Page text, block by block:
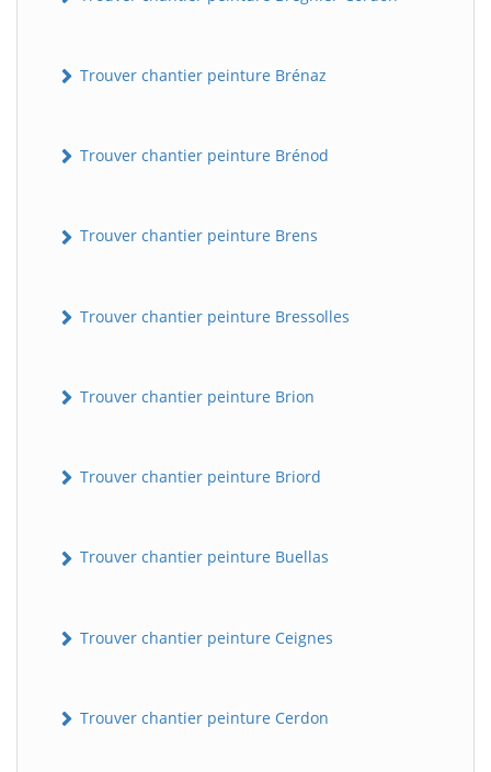
Trouver chantier peinture Brénaz
Trouver chantier peinture Brénod
Trouver chantier peinture Brens
Trouver chantier peinture Bressolles
Trouver chantier peinture Brion
Trouver chantier peinture Briord
Trouver chantier peinture Buellas
Trouver chantier peinture Ceignes
Trouver chantier peinture Cerdon